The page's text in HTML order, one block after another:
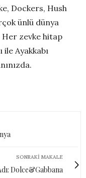
Dockers, Hush
ünlü dünya
zevke hitap
Ayakkabı
SONRAKI MAKALE
Dolce&Gabbana